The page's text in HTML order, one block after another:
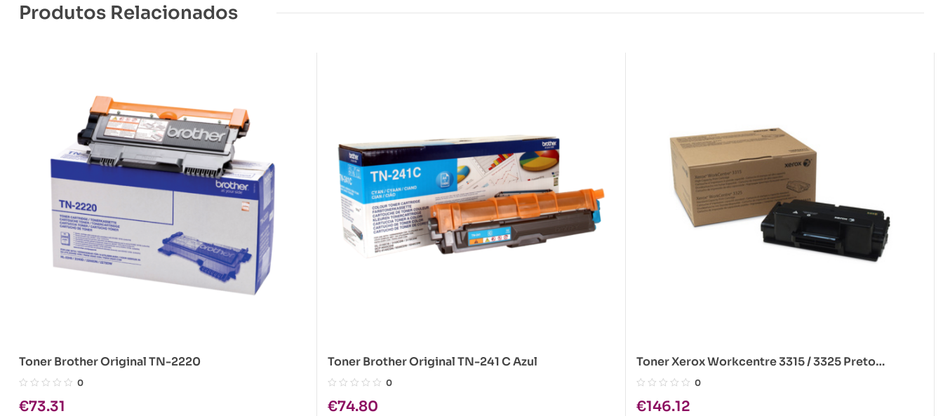
Produtos Relacionados
Toner Brother Original TN-2220
0
€73.31
Toner Brother Original TN-241 C Azul
0
€74.80
Toner Xerox Workcentre 3315 / 3325 Preto
Original 106R02311
0
€146.12